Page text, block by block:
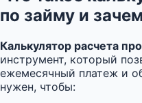
по займу и
Калькулятор расчета
инструмент, который
ежемесячный платеж и
нужен, чтобы: